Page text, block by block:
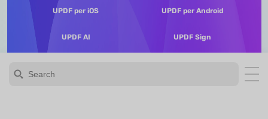
UPDF per iOS UPDF per Android
UPDF AI UPDF Sign